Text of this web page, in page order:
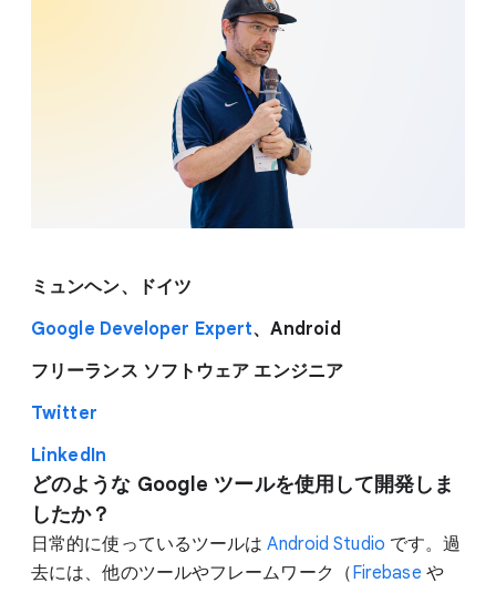
ミュンヘン、ドイツ
Google Developer Expert、Android
フリーランス ソフトウェア エンジニア
Twitter
LinkedIn
どのような Google ツールを使用して開発しま
したか？
日常的に使っているツールはAndroid Studio です。過
去には、他のツールやフレームワーク（Firebase や